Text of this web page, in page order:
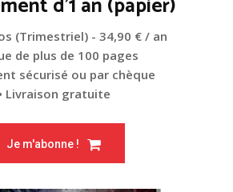
(Trimestriel) - 34,90 € / an
de plus de 100 pages
sécurisé ou par chèque
Livraison gratuite
Je m'abonne !